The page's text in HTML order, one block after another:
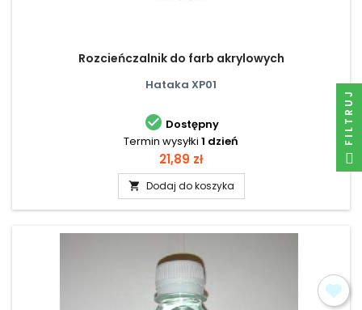
Rozcieńczalnik do farb akrylowych
Hataka XP01
 Dostępny
Termin wysyłki 1 dzień
Cena
21,89 zł
 Dodaj do koszyka
FILTRUJ